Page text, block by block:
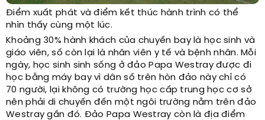
Điểm xuất phát và điểm kết thúc hành trình có thể
nhìn thấy cùng một lúc.
Khoảng 30% hành khách của chuyến bay là học sinh và
giáo viên, số còn lại là nhân viên y tế và bệnh nhân. Mỗi
ngày, học sinh sinh sống ở đảo Papa Westray được đi
học bằng máy bay vì dân số trên hòn đảo này chỉ có
70 người, lại không có trường học cấp trung học cơ sở
nên phải di chuyến đến một ngôi trường nằm trên đảo
Westray gần đó. Đảo Papa Westray còn là địa điểm